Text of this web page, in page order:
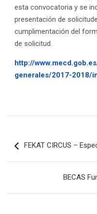
esta convocatoria y se
presentación de
cumplimentación del
de solicitud.
http://
generales/2017-2018/
de
FEKAT CIRCUS –
BECAS